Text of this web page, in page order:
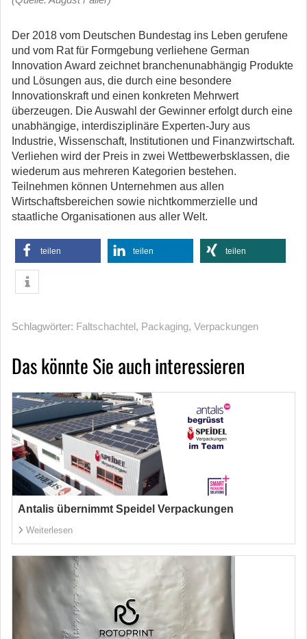
Der 2018 vom Deutschen Bundestag ins Leben gerufene
und vom Rat für Formgebung verliehene German
Innovation Award zeichnet branchenunabhängig Produkte
und Lösungen aus, die durch eine besondere
Innovationskraft und einen konkreten Mehrwert
überzeugen. Die Auswahl der Gewinner erfolgt durch eine
unabhängige, interdisziplinäre Experten-Jury aus
Industrie, Wissenschaft, Institutionen und Finanzwirtschaft.
Verliehen wird der Preis in zwei Wettbewerbsklassen, die
wiederum aus mehreren Kategorien bestehen.
Teilnehmen können Unternehmen aus allen
Wirtschaftsbereichen sowie nichtkommerzielle und
staatliche Organisationen aus aller Welt.
teilen teilen teilen
Schlagwörter: Faltschachtel, Packaging, Verpackungen
Das könnte Sie auch interessieren
Antalis übernimmt Speidel Verpackungen
Weiterlesen